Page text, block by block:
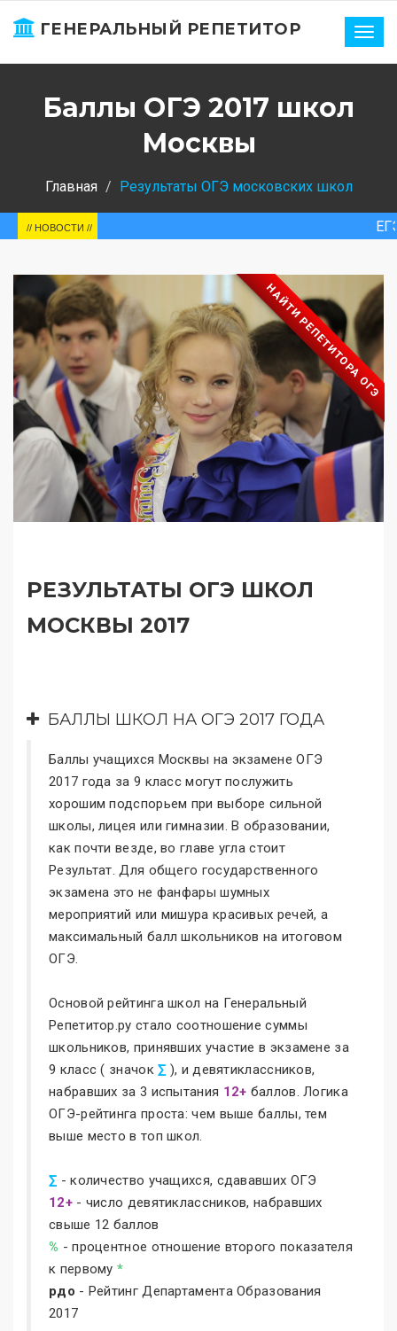
ГЕНЕРАЛЬНЫЙ РЕПЕТИТОР
Баллы ОГЭ 2017 школ
Москвы
Главная Результаты ОГЭ московских школ
ЕГЭ-2025.
// НОВОСТИ //
НАЙТИ РЕПЕТИТОРА ОГЭ
РЕЗУЛЬТАТЫ ОГЭ ШКОЛ
МОСКВЫ 2017
БАЛЛЫ ШКОЛ НА ОГЭ 2017 ГОДА
Баллы учащихся Москвы на экзамене ОГЭ
2017 года за 9 класс могут послужить
хорошим подспорьем при выборе сильной
школы, лицея или гимназии. В образовании,
как почти везде, во главе угла стоит
Результат. Для общего государственного
экзамена это не фанфары шумных
мероприятий или мишура красивых речей, а
максимальный балл школьников на итоговом
ОГЭ.
Основой рейтинга школ на Генеральный
Репетитор.ру стало соотношение суммы
школьников, принявших участие в экзамене за
9 класс ( значок∑ ), и девятиклассников,
набравших за 3 испытания 12+ баллов. Логика
ОГЭ-рейтинга проста: чем выше баллы, тем
выше место в топ школ.
∑ - количество учащихся, сдававших ОГЭ
12+- число девятиклассников, набравших
свыше 12 баллов
% - процентное отношение второго показателя
к первому *
рдо - Рейтинг Департамента Образования
2017